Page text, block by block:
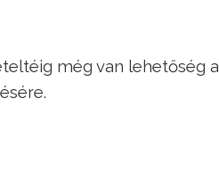
még van lehetőség a